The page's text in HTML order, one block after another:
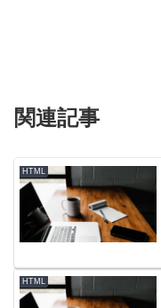
関連記事
HTML
HTML